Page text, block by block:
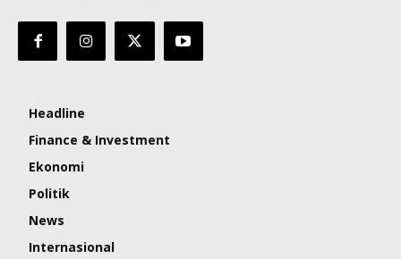
Headline
Finance & Investment
Ekonomi
Politik
News
Internasional